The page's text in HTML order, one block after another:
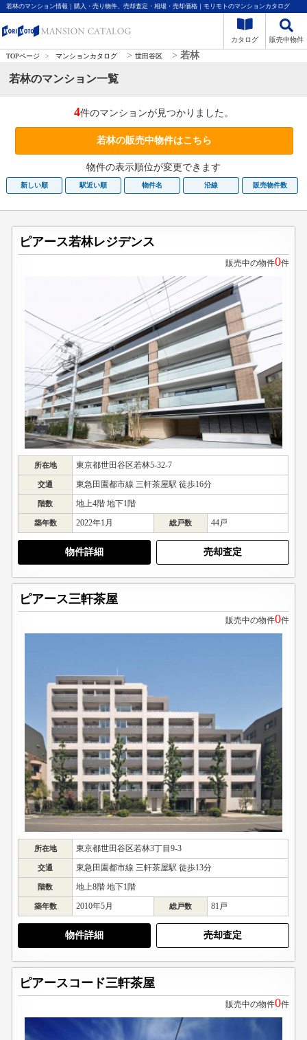
若林のマンション情報｜購入・売り物件、売却査定・相場・売却価格｜モリモトのマンションカタログ
カタログ 販売中物件
TOPページ > マンションカタログ > 世田谷区 > 若林
若林のマンション一覧
4件のマンションが見つかりました。
若林の販売中物件はこちら
物件の表示順位が変更できます
新しい順 駅近い順 物件名 沿線 販売物件数
ピアース若林レジデンス
販売中の物件0件
所在地 東京都世田谷区若林5-32-7
交通 東急田園都市線 三軒茶屋駅 徒歩16分
階数 地上4階 地下1階
築年数 2022年1月 総戸数 44戸
物件詳細 売却査定
ピアース三軒茶屋
販売中の物件0件
所在地 東京都世田谷区若林3丁目9-3
交通 東急田園都市線 三軒茶屋駅 徒歩13分
階数 地上8階 地下1階
築年数 2010年5月 総戸数 81戸
物件詳細 売却査定
ピアースコード三軒茶屋
販売中の物件0件